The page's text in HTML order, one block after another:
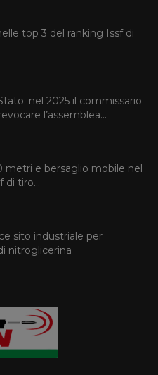
top 3 del ranking Issf di
nel 2025 il commissario
l’assemblea...
metri e bersaglio mobile nel
di tiro...
sito industriale per
nitroglicerina